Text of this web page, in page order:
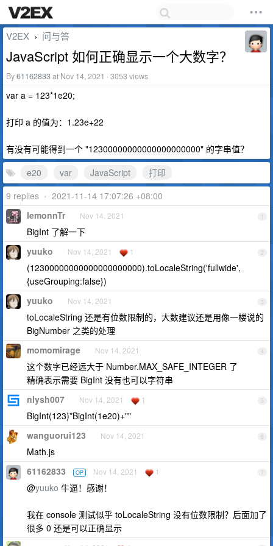
V2EX › 问与答
JavaScript 如何正确显示一个大数字？
By61162833at Nov 14, 2021 · 3053 views
var a = 123*1e20;
打印 a 的值为：1.23e+22
有没有可能得到一个 "12300000000000000000000" 的字串值？
e20
var JavaScript
打印
9 replies • 2021-11-14 17:07:26 +08:00
1
lemonnTr Nov 14, 2021
BigInt 了解一下
2
yuuko Nov 14, 2021 1
(12300000000000000000000).toLocaleString('fullwide',
{useGrouping:false})
3
yuuko Nov 14, 2021
toLocaleString 还是有位数限制的，大数建议还是用像一楼说的
BigNumber 之类的处理
4
momomirage Nov 14, 2021
这个数字已经远大于 Number.MAX_SAFE_INTEGER 了
精确表示需要 BigInt 没有也可以字符串
5
nlysh007 Nov 14, 2021 1
BigInt(123)*BigInt(1e20)+""
6
wanguorui123 Nov 14, 2021
Math.js
7
61162833 OP Nov 14, 2021 1
@yuuko 牛逼！感谢！
我在 console 测试似乎 toLocaleString 没有位数限制？后面加了
很多 0 还是可以正确显示